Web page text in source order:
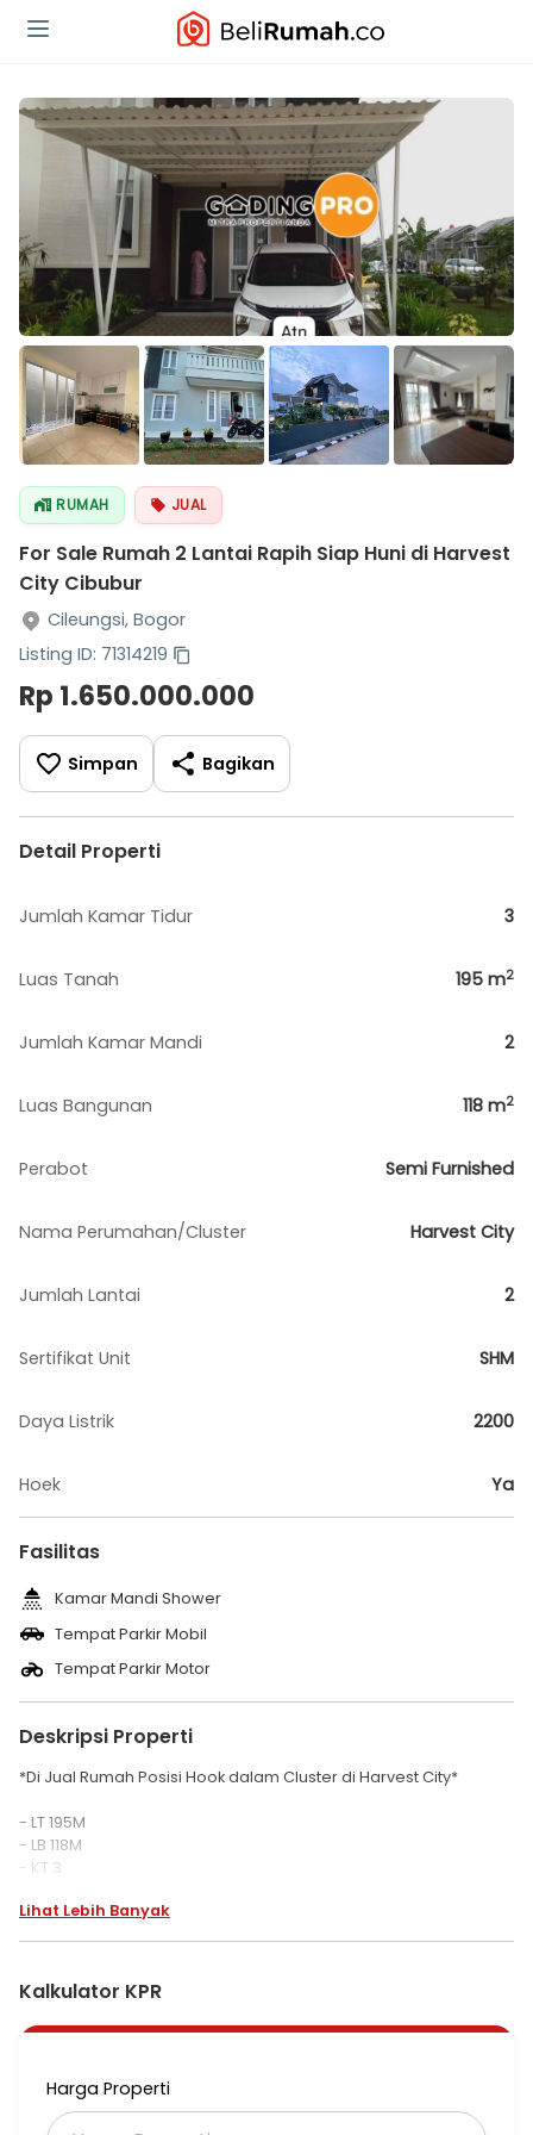
RUMAH JUAL
For Sale Rumah 2 Lantai Rapih Siap Huni di Harvest
City Cibubur
Cileungsi, Bogor
Listing ID: 71314219
Rp 1.650.000.000
Simpan Bagikan
Detail Properti
Jumlah Kamar Tidur 3
Luas Tanah 195 m2
Jumlah Kamar Mandi 2
Luas Bangunan 118 m2
Perabot Semi Furnished
Nama Perumahan/Cluster Harvest City
Jumlah Lantai 2
Sertifikat Unit SHM
Daya Listrik 2200
Hoek Ya
Fasilitas
Kamar Mandi Shower
Tempat Parkir Mobil
Tempat Parkir Motor
Deskripsi Properti
*Di Jual Rumah Posisi Hook dalam Cluster di Harvest City*
- LT 195M
- LB 118M
- KT 3
- Sertifikat : SHM
- Sumber Air : sumur bor
- Bangunan menghadap : selatan
- Posisi bangunan Hook
Akses tol :
Lihat Lebih Banyak
Kalkulator KPR
Harga Properti